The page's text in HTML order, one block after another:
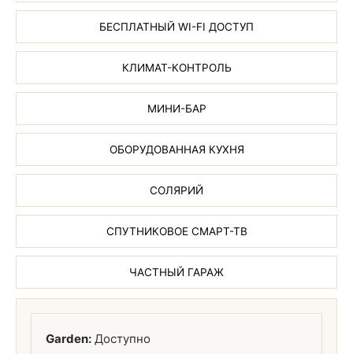
БЕСПЛАТНЫЙ WI-FI ДОСТУП
КЛИМАТ-КОНТРОЛЬ
МИНИ-БАР
ОБОРУДОВАННАЯ КУХНЯ
СОЛЯРИЙ
СПУТНИКОВОЕ СМАРТ-ТВ
ЧАСТНЫЙ ГАРАЖ
Garden: Доступно